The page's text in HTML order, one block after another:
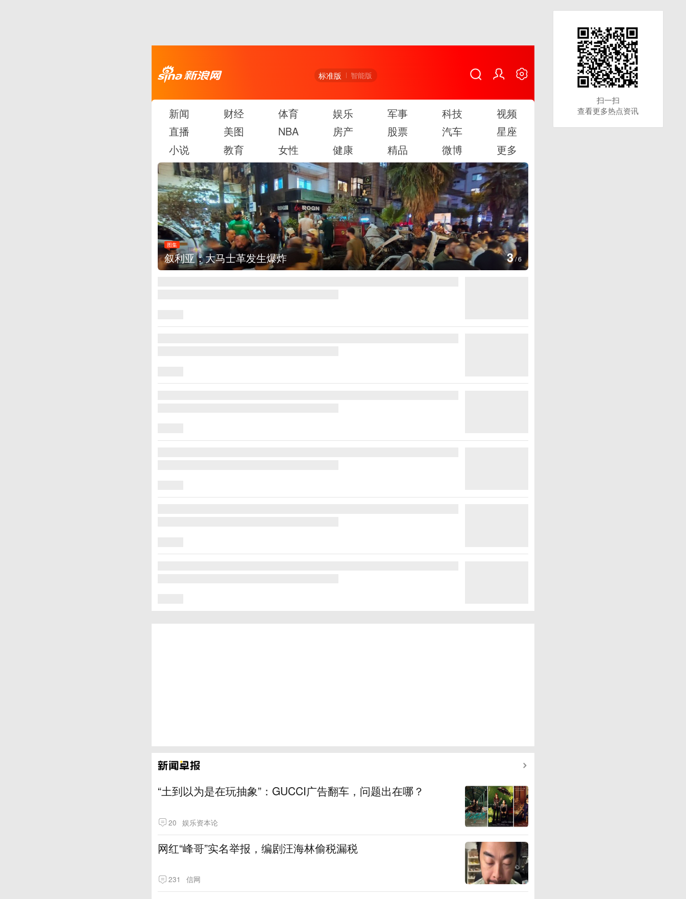
标准版 智能版
新闻 财经 体育 娱乐 军事 科技
视频
直播
美图 NBA 房产 股票 汽车
星座
小说
教育 女性 健康 精品 微博 更多
图集
云南弥勒：欢庆火把节 4/6
“土到以为是在玩抽象”：GUCCI广告翻车，问题出在哪？
20 娱乐资本论
网红“峰哥”实名举报，编剧汪海林偷税漏税
231 信网
扫一扫
查看更多热点资讯
扫一扫
查看更多热点资讯